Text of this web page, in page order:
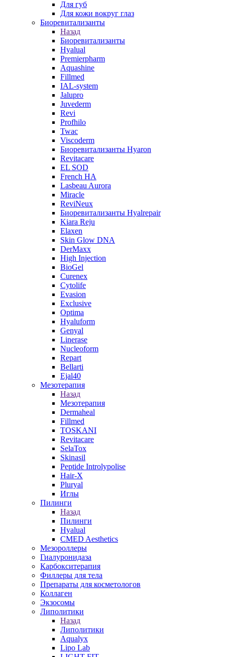
Для губ
Для кожи вокруг глаз
Биоревитализанты
Назад
Биоревитализанты
Hyalual
Premierpharm
Aquashine
Fillmed
IAL-system
Jalupro
Juvederm
Revi
Profhilo
Twac
Viscoderm
Биоревитализанты Hyaron
Revitacare
EL SOD
French HA
Lasbeau Aurora
Miracle
ReviNeux
Биоревитализанты Hyalrepair
Kiara Reju
Elaxen
Skin Glow DNA
DerMaxx
High Injection
BioGel
Curenex
Cytolife
Evasion
Exclusive
Optima
Hyaluform
Genyal
Linerase
Nucleoform
Repart
Bellarti
Ejal40
Мезотерапия
Назад
Мезотерапия
Dermaheal
Fillmed
TOSKANI
Revitacare
SelaTox
Skinasil
Peptide Introlypolise
Hair-X
Pluryal
Иглы
Пилинги
Назад
Пилинги
Hyalual
CMED Aesthetics
Мезороллеры
Гиалуронидаза
Карбокситерапия
Филлеры для тела
Препараты для косметологов
Коллаген
Экзосомы
Липолитики
Назад
Липолитики
Aqualyx
Lipo Lab